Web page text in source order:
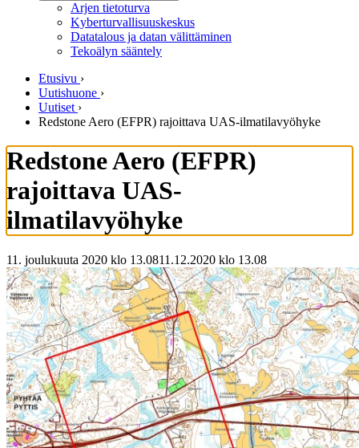
Arjen tietoturva
Kyberturvallisuuskeskus
Datatalous ja datan välittäminen
Tekoälyn sääntely
Etusivu ›
Uutishuone ›
Uutiset ›
Redstone Aero (EFPR) rajoittava UAS-ilmatilavyöhyke
Redstone Aero (EFPR)
rajoittava UAS-
ilmatilavyöhyke
11. joulukuuta 2020 klo 13.0811.12.2020 klo 13.08